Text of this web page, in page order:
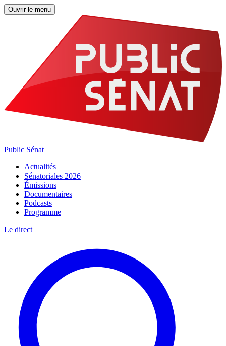
Ouvrir le menu
Public Sénat
Actualités
Sénatoriales 2026
Émissions
Documentaires
Podcasts
Programme
Le direct